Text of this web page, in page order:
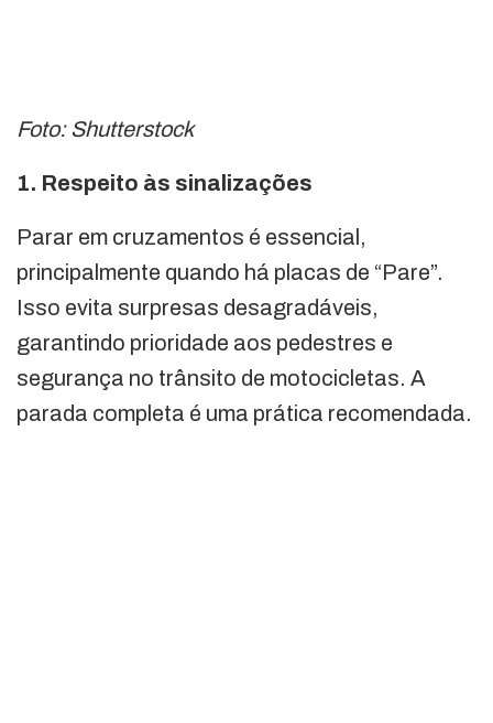
Foto: Shutterstock
1. Respeito às sinalizações
Parar em cruzamentos é essencial,
principalmente quando há placas de “Pare”.
Isso evita surpresas desagradáveis,
garantindo prioridade aos pedestres e
segurança no trânsito de motocicletas. A
parada completa é uma prática recomendada.